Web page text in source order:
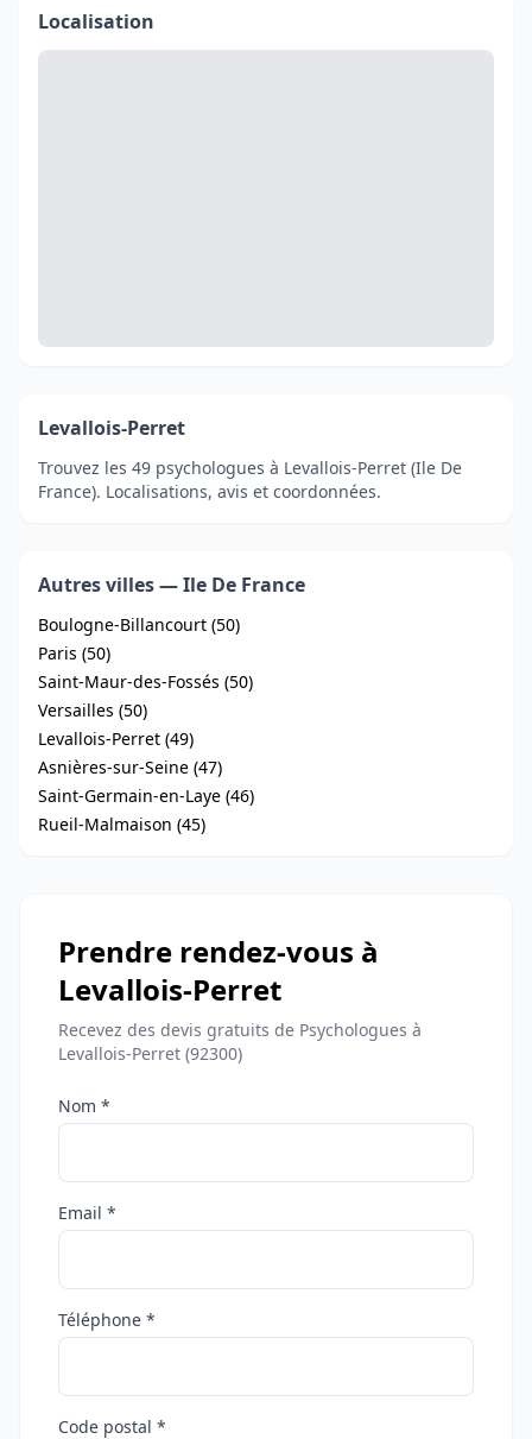
Localisation
Levallois-Perret
Trouvez les 49 psychologues à Levallois-Perret (Ile De
France). Localisations, avis et coordonnées.
Autres villes — Ile De France
Boulogne-Billancourt (50)
Paris (50)
Saint-Maur-des-Fossés (50)
Versailles (50)
Levallois-Perret (49)
Asnières-sur-Seine (47)
Saint-Germain-en-Laye (46)
Rueil-Malmaison (45)
Prendre rendez-vous à
Levallois-Perret
Recevez des devis gratuits de Psychologues à
Levallois-Perret (92300)
Nom *
Email *
Téléphone *
Code postal *